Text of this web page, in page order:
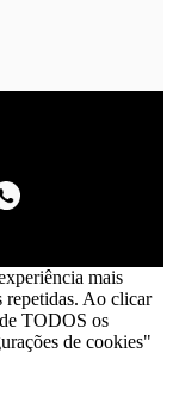
mais
repetidas. Ao clicar
TODOS os
de cookies"